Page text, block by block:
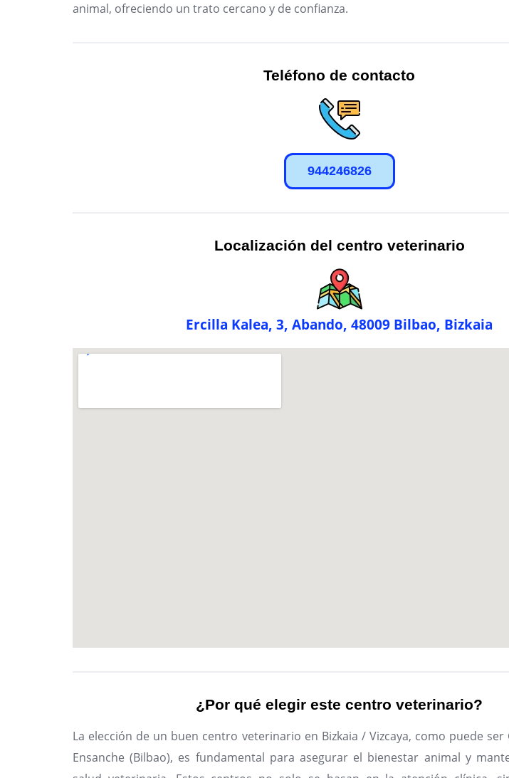
animal, ofreciendo un trato cercano y de confianza.
Teléfono de contacto
944246826
Localización del centro veterinario
Ercilla Kalea, 3, Abando, 48009 Bilbao, Bizkaia
¿Por qué elegir este centro veterinario?
La elección de un buen centro veterinario en Bizkaia / Vizcaya, como puede ser
Ensanche (Bilbao), es fundamental para asegurar el bienestar animal y